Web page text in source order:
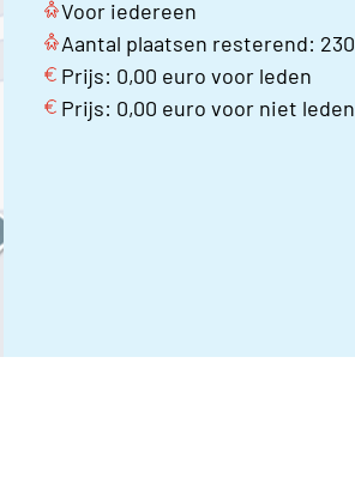
Voor iedereen
Aantal plaatsen resterend: 230
Prijs: 0,00 euro voor leden
Prijs: 0,00 euro voor niet leden